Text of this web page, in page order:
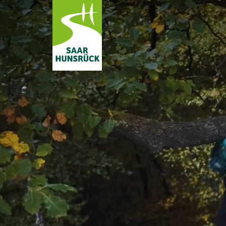
Zum Hauptinhalt springen
Subnavigation umschalten
Subnavigation umschalten
Subnavigation umschalten
Subnavigation umschalten
Subnavigation umschalten
Subnavigation umschalten